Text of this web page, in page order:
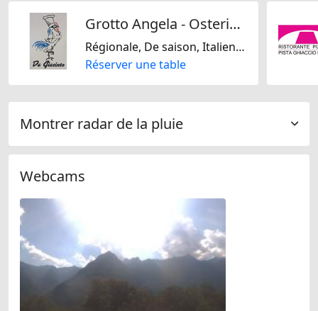
Grotto Angela - Osteria Da Giacinto
Régionale, De saison, Italienne, Suisse
Réserver une table
Montrer radar de la pluie
Webcams